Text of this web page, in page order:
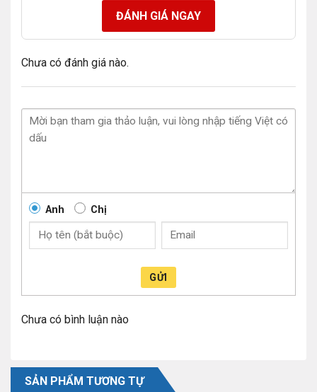
ĐÁNH GIÁ NGAY
Chưa có đánh giá nào.
Anh Chị
GỬI
Chưa có bình luận nào
SẢN PHẨM TƯƠNG TỰ